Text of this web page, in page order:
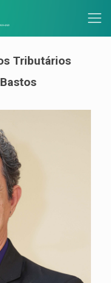
Tributários